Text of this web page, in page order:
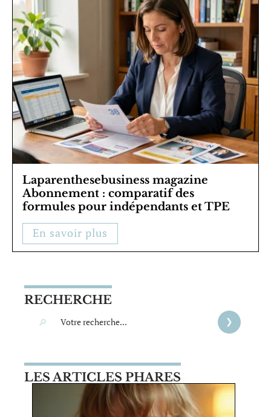
Laparenthesebusiness magazine
Abonnement : comparatif des
formules pour indépendants et TPE
En savoir plus
RECHERCHE
LES ARTICLES PHARES